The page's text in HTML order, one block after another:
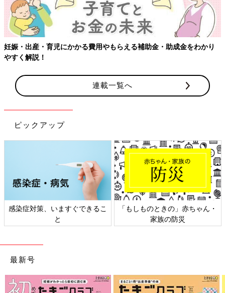
る補助金・助成金をわかり 【ワクチン接種できるものも】妊婦
連載一覧へ
ピックアップ
「もしものときの」赤ちゃん・
家族の防災
日本外来小児科学会リーフレッ
ト検討会
最新号